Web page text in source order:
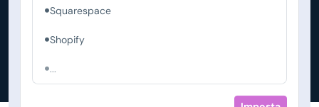
Squarespace
Shopify
...